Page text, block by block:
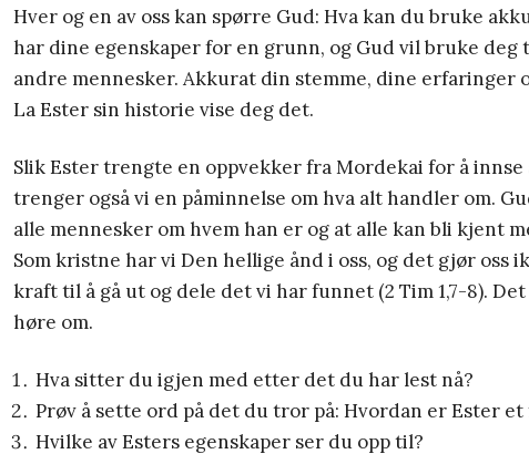
Hver og en av oss kan spørre Gud: Hva kan du bruke
har dine egenskaper for en grunn, og Gud vil bruke
andre mennesker. Akkurat din stemme, dine erfaringer
La Ester sin historie vise deg det.
Slik Ester trengte en oppvekker fra Mordekai for å
trenger også vi en påminnelse om hva alt handler om.
alle mennesker om hvem han er og at alle kan bli kjent
Som kristne har vi Den hellige ånd i oss, og det gjør oss
kraft til å gå ut og dele det vi har funnet (2 Tim 1,7-8).
høre om.
Hva sitter du igjen med etter det du har lest nå?
Prøv å sette ord på det du tror på: Hvordan er Ester et
Hvilke av Esters egenskaper ser du opp til?